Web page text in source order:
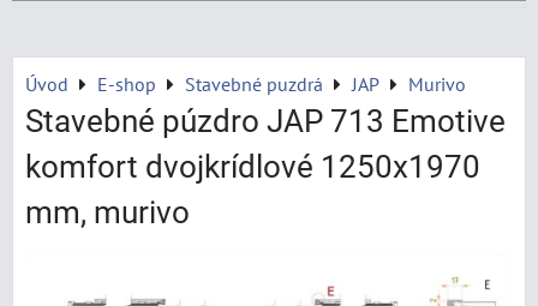
Úvod E-shop Stavebné puzdrá JAP Murivo
Stavebné púzdro JAP 713 Emotive
komfort dvojkrídlové 1250x1970
mm, murivo